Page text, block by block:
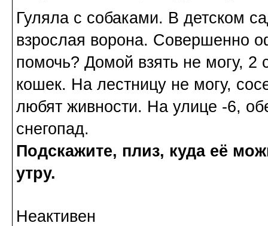
Гуляла с собаками. В детском
взрослая ворона. Совершенно
помочь? Домой взять не могу, 2
кошек. На лестницу не могу,
любят живности. На улице -6,
снегопад.
Подскажите, плиз, куда её
утру.
Неактивен